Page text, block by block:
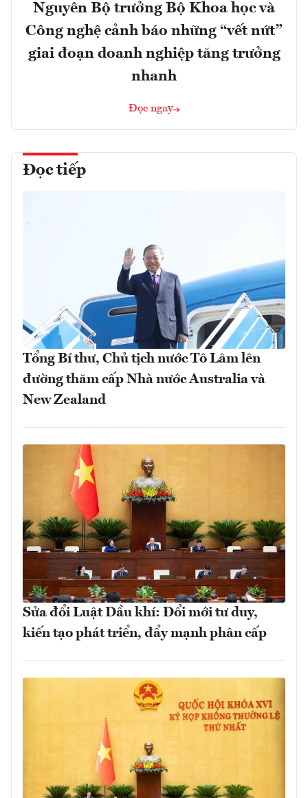
Nguyên Bộ trưởng Bộ Khoa học và
Công nghệ cảnh báo những “vết nứt”
giai đoạn doanh nghiệp tăng trưởng
nhanh
Đọc ngay
Đọc tiếp
Tổng Bí thư, Chủ tịch nước Tô Lâm lên
đường thăm cấp Nhà nước Australia và
New Zealand
Sửa đổi Luật Dầu khí: Đổi mới tư duy,
kiến tạo phát triển, đẩy mạnh phân cấp